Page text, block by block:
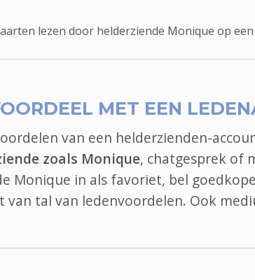
lezen door helderziende Monique op
MET EEN
van een helderzienden-
zoals Monique, chatgesprek of
Monique in als favoriet, bel
van tal van ledenvoordelen. Ook